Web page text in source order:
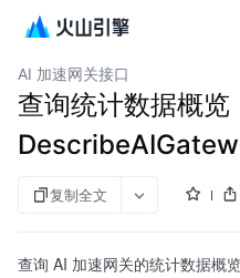
全站加速
AI 加速网关接口
查询统计数据概览
复制全文
查询 AI 加速网关的统计数据概